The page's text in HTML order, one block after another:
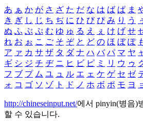
あ ぁ か が さ ざ た だ な は ば ぱ ま
き ぎ し じ ち ぢ に ひ び ぴ み り う
ぬ ふ ぶ ぷ む ゆ ゅ る え ぇ け げ せ
れ お ぉ こ ご そ ぞ と ど の ほ ぼ ぽ
ア ァ カ サ ザ タ ダ ナ ハ バ パ マ ヤ
ギ シ ジ チ ヂ ニ ヒ ビ ピ ミ リ ウ ゥ
フ ブ プ ム ユ ュ ル エ ェ ケ ゲ セ ゼ
ォ コ ゴ ソ ゾ ト ド ノ ホ ボ ポ モ ヨ
http://chineseinput.net/에서 pinyin(병음)
할 수 있습니다.